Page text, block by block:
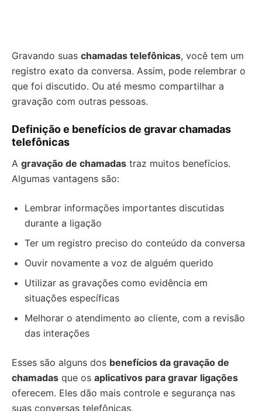
Gravando suas chamadas telefônicas, você tem um
registro exato da conversa. Assim, pode relembrar o
que foi discutido. Ou até mesmo compartilhar a
gravação com outras pessoas.
Definição e benefícios de gravar chamadas
telefônicas
A gravação de chamadas traz muitos benefícios.
Algumas vantagens são:
Lembrar informações importantes discutidas
durante a ligação
Ter um registro preciso do conteúdo da conversa
Ouvir novamente a voz de alguém querido
Utilizar as gravações como evidência em
situações específicas
Melhorar o atendimento ao cliente, com a revisão
das interações
Esses são alguns dos benefícios da gravação de
chamadas que os aplicativos para gravar ligações
oferecem. Eles dão mais controle e segurança nas
suas conversas telefônicas.